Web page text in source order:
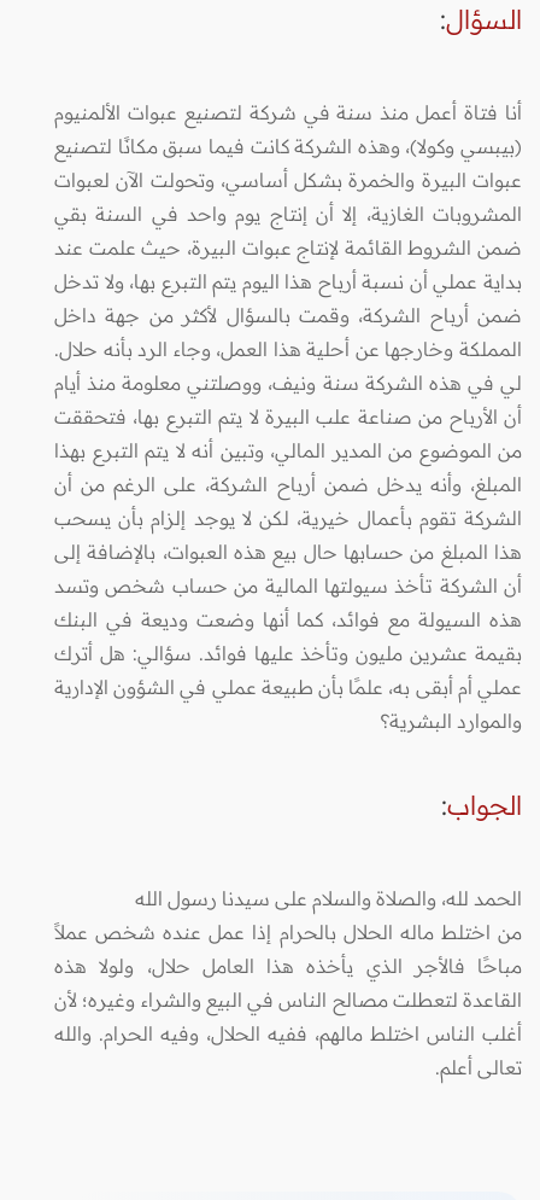
السؤال:
أنا فتاة أعمل منذ سنة في شركة لتصنيع عبوات الألمنيوم
(بيبسي وكولا)، وهذه الشركة كانت فيما سبق مكانًا لتصنيع
عبوات البيرة والخمرة بشكل أساسي، وتحولت الآن لعبوات
المشروبات الغازية، إلا أن إنتاج يوم واحد في السنة بقي
ضمن الشروط القائمة لإنتاج عبوات البيرة، حيث علمت عند
بداية عملي أن نسبة أرباح هذا اليوم يتم التبرع بها، ولا تدخل
ضمن أرباح الشركة، وقمت بالسؤال لأكثر من جهة داخل
المملكة وخارجها عن أحلية هذا العمل، وجاء الرد بأنه حلال.
لي في هذه الشركة سنة ونيف، ووصلتني معلومة منذ أيام
أن الأرباح من صناعة علب البيرة لا يتم التبرع بها، فتحققت
من الموضوع من المدير المالي، وتبين أنه لا يتم التبرع بهذا
المبلغ، وأنه يدخل ضمن أرباح الشركة، على الرغم من أن
الشركة تقوم بأعمال خيرية، لكن لا يوجد إلزام بأن يسحب
هذا المبلغ من حسابها حال بيع هذه العبوات، بالإضافة إلى
أن الشركة تأخذ سيولتها المالية من حساب شخص وتسد
هذه السيولة مع فوائد، كما أنها وضعت وديعة في البنك
بقيمة عشرين مليون وتأخذ عليها فوائد. سؤالي: هل أترك
عملي أم أبقى به، علمًا بأن طبيعة عملي في الشؤون الإدارية
والموارد البشرية؟
الجواب:
الحمد لله، والصلاة والسلام على سيدنا رسول الله
من اختلط ماله الحلال بالحرام إذا عمل عنده شخص عملاً
مباحًا فالأجر الذي يأخذه هذا العامل حلال، ولولا هذه
القاعدة لتعطلت مصالح الناس في البيع والشراء وغيره؛ لأن
أغلب الناس اختلط مالهم، ففيه الحلال، وفيه الحرام. والله
تعالى أعلم.